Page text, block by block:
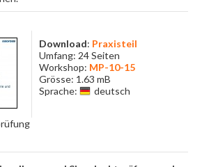
Download: Praxisteil
Umfang: 24 Seiten
Workshop: MP-10-15
Grösse: 1.63 mB
Sprache:
deutsch